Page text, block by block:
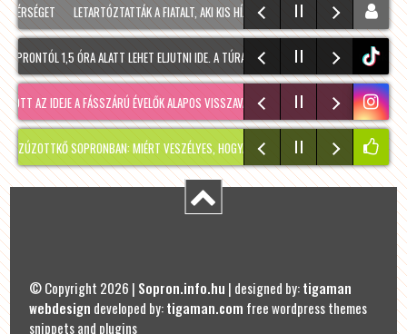
LETARTÓZTATTÁK A FIATALT, AKI KIS HÍJÁN MEGÖLT EGY 28 ÉVES FÉRFIT
1,5 ÓRA ALATT LEHET ELJUTNI IDE. A TÚRA A PREINER GSCHEID PARKOLÓBÓLtiktok
AZ IDEJE A FÁSSZÁRÚ ÉVELŐK ALAPOS VISSZAVÁ… RÉGMÚLT KIRAKATA, AMÉLIE MÓDRA
SOPRONBAN: MIÉRT VESZÉLYES, HOGYAN KERÜLHETETT IDE, ÉS MIKOR SZABADUL
© Copyright 2026 | Sopron.info.hu | designed by:tigaman
webdesign developed by:tigaman.com free wordpress themes
snippets and plugins